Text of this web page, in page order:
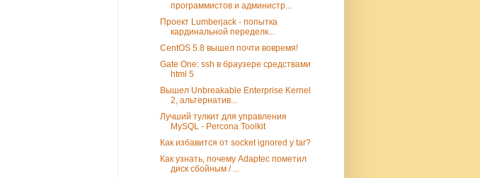
программистов и администр...
Проект Lumberjack - попытка
кардинальной переделк...
CentOS 5.8 вышел почти вовремя!
Gate One: ssh в браузере средствами
html 5
Вышел Unbreakable Enterprise Kernel
2, альтернатив...
Лучший тулкит для управления
MySQL - Percona Toolkit
Как избавится от socket ignored у tar?
Как узнать, почему Adaptec пометил
диск сбойным / ...